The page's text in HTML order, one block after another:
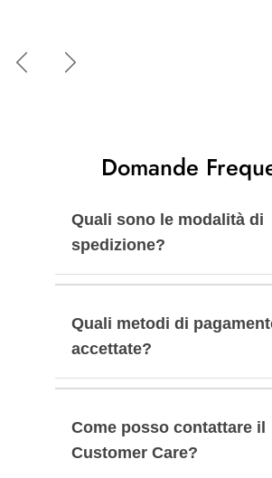
IndietroAvanti
Domande
Quali sono le modalità di
spedizione?
Quali metodi di
accettate?
Come posso contattare il
Customer Care?